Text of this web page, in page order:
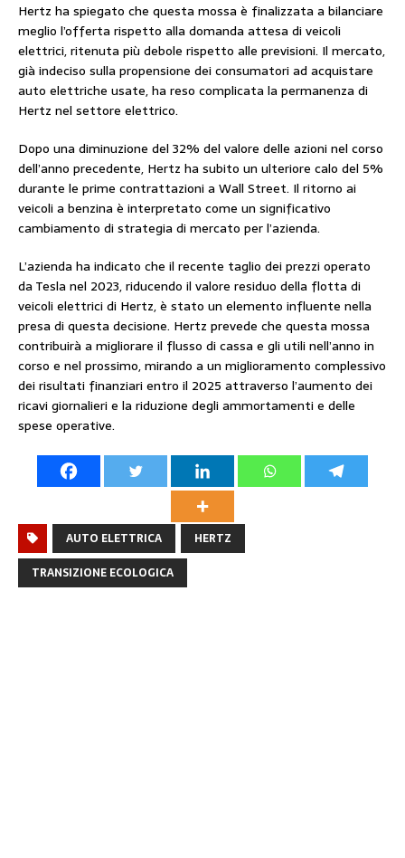
Hertz ha spiegato che questa mossa è finalizzata a bilanciare
meglio l’offerta rispetto alla domanda attesa di veicoli
elettrici, ritenuta più debole rispetto alle previsioni. Il mercato,
già indeciso sulla propensione dei consumatori ad acquistare
auto elettriche usate, ha reso complicata la permanenza di
Hertz nel settore elettrico.
Dopo una diminuzione del 32% del valore delle azioni nel corso
dell’anno precedente, Hertz ha subito un ulteriore calo del 5%
durante le prime contrattazioni a Wall Street. Il ritorno ai
veicoli a benzina è interpretato come un significativo
cambiamento di strategia di mercato per l’azienda.
L’azienda ha indicato che il recente taglio dei prezzi operato
da Tesla nel 2023, riducendo il valore residuo della flotta di
veicoli elettrici di Hertz, è stato un elemento influente nella
presa di questa decisione. Hertz prevede che questa mossa
contribuirà a migliorare il flusso di cassa e gli utili nell’anno in
corso e nel prossimo, mirando a un miglioramento complessivo
dei risultati finanziari entro il 2025 attraverso l’aumento dei
ricavi giornalieri e la riduzione degli ammortamenti e delle
spese operative.
AUTO ELETTRICA
HERTZ
TRANSIZIONE ECOLOGICA